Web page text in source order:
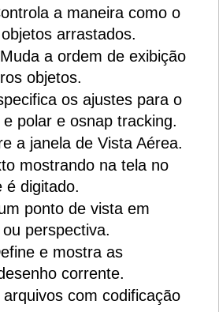
a maneira como o
arrastados.
a ordem de exibição
objetos.
os ajustes para o
polar e osnap tracking.
a janela de Vista Aérea.
mostrando na tela no
é digitado.
ponto de vista em
perspectiva.
e mostra as
corrente.
com codificação